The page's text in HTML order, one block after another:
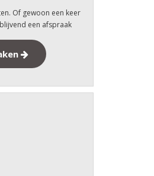
Of gewoon een keer
een afspraak